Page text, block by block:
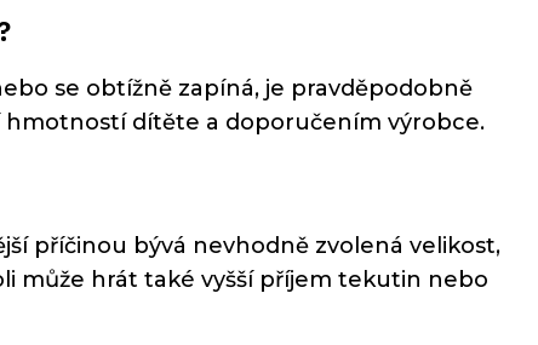
se obtížně zapíná, je pravděpodobně
hmotností dítěte a doporučením výrobce.
příčinou bývá nevhodně zvolená velikost,
může hrát také vyšší příjem tekutin nebo